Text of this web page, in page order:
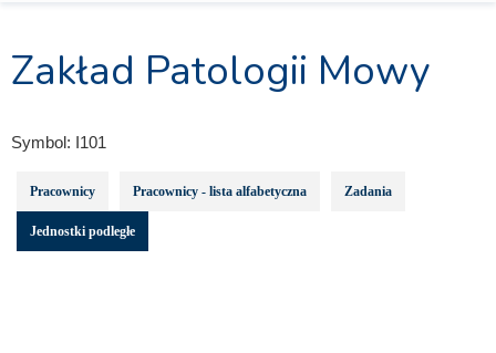
Zakład Patologii Mowy
Symbol: I101
Pracownicy Pracownicy - lista alfabetyczna Zadania
Jednostki podległe